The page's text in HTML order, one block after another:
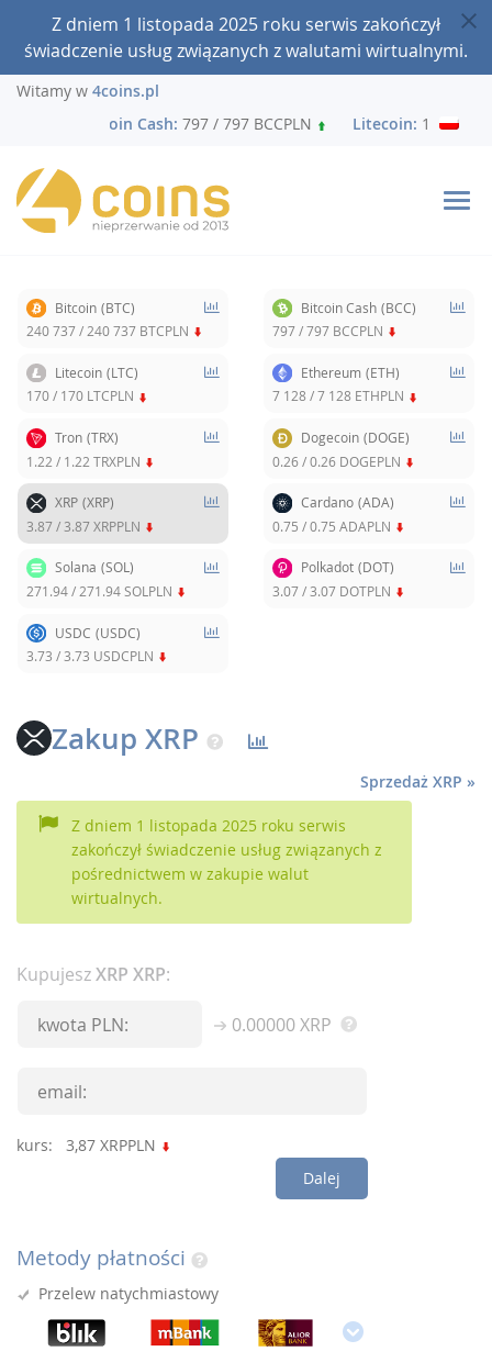
Z dniem 1 listopada 2025 roku serwis zakończył
świadczenie usług związanych z walutami wirtualnymi.
Witamy w 4coins.pl
Bitcoin Cash:797 / 797 BCCPLN Litecoin:170 / 170
Bitcoin (BTC)
240 737/ 240 737 BTCPLN
Bitcoin Cash (BCC)
797/797 BCCPLN
Litecoin (LTC)
170/ 170 LTCPLN
Ethereum (ETH)
7 128 /7 128 ETHPLN
Tron (TRX)
1.22 / 1.22 TRXPLN
Dogecoin (DOGE)
0.26/0.26 DOGEPLN
XRP (XRP)
3.87/ 3.87XRPPLN
Cardano (ADA)
0.75 /0.75 ADAPLN
Solana (SOL)
271.94/ 271.94SOLPLN
Polkadot (DOT)
3.07/ 3.07 DOTPLN
USDC (USDC)
3.73 / 3.73 USDCPLN
Sprzedaż XRP »
Zakup XRP
Z dniem 1 listopada 2025 roku serwis
zakończył świadczenie usług związanych z
pośrednictwem w zakupie walut
wirtualnych.
KupujeszXRP XRP:
0.00000XRP
kurs: 3,87 XRPPLN
Dalej
Metody płatności
Przelew natychmiastowy